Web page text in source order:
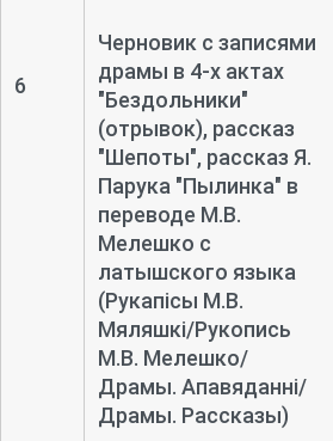
6
Черновик с записями
драмы в 4-х актах
"Бездольники"
(отрывок), рассказ
"Шепоты", рассказ Я.
Парука "Пылинка" в
переводе М.В.
Мелешко с
латышского языка
(Рукапісы М.В.
Мяляшкі/Рукопись
М.В. Мелешко/
Драмы. Апавяданні/
Драмы. Рассказы)